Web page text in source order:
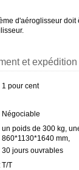
d'aéroglisseur doit
et expédition
1 pour cent
Négociable
un poids de 300 kg,
860*1130*1640 mm,
30 jours ouvrables
T/T